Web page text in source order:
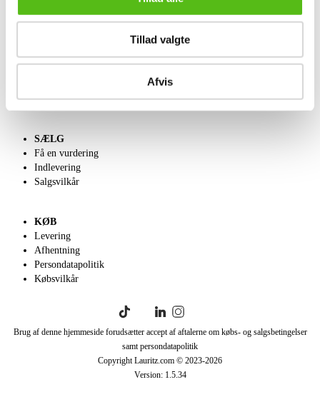
Tillad valgte
Afvis
Persisk Tabriz 'Patina' 400x290 cm
Kontakt os
English frontpage
SÆLG
Få en vurdering
Indlevering
Salgsvilkår
KØB
Levering
Afhentning
Persondatapolitik
Købsvilkår
Brug af denne hjemmeside forudsætter accept af aftalerne om købs- og salgsbetingelser
samt persondatapolitik
Copyright Lauritz.com © 2023-2026
Version: 1.5.34